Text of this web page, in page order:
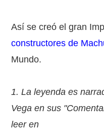
Así se creó el gran
constructores de
Mundo.
1. La leyenda es
Vega en sus
leer en